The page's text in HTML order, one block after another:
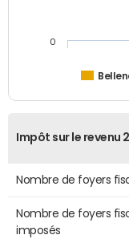
0
Impôt sur le revenu
Nombre de foyers
Nombre de foyers
imposés